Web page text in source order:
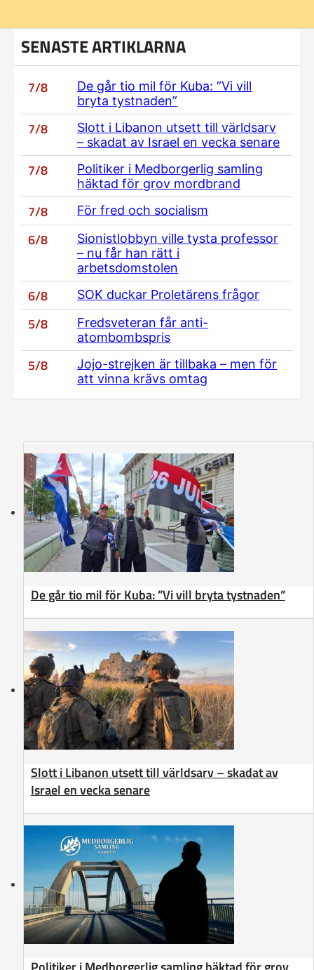
SENASTE ARTIKLARNA
7/8
De går tio mil för Kuba: ”Vi vill
bryta tystnaden”
7/8
Slott i Libanon utsett till världsarv
– skadat av Israel en vecka senare
7/8
Politiker i Medborgerlig samling
häktad för grov mordbrand
7/8 För fred och socialism
6/8
Sionistlobbyn ville tysta professor
– nu får han rätt i
arbetsdomstolen
6/8 SOK duckar Proletärens frågor
5/8
Fredsveteran får anti-
atombombspris
5/8
Jojo-strejken är tillbaka – men för
att vinna krävs omtag
De går tio mil för Kuba: ”Vi vill bryta tystnaden”
Slott i Libanon utsett till världsarv – skadat av
Israel en vecka senare